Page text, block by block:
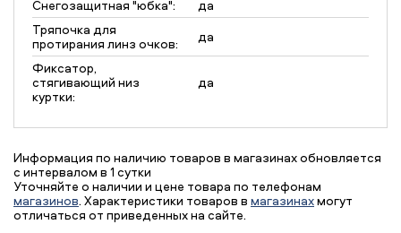
Снегозащитная "юбка":
да
Тряпочка для
протирания линз очков:
да
Фиксатор,
стягивающий низ
куртки:
да
Информация по наличию товаров в магазинах обновляется
с интервалом в 1 сутки
Уточняйте о наличии и цене товара по телефонам
магазинов. Характеристики товаров в магазинахмогут
отличаться от приведенных на сайте.